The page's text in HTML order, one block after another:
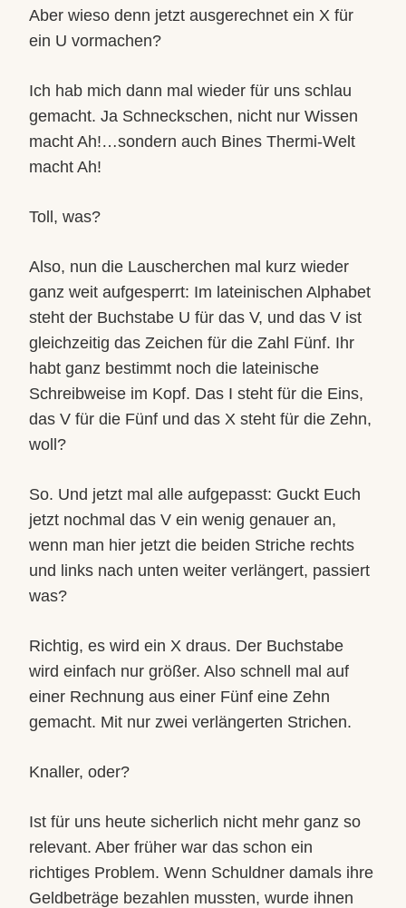
Aber wieso denn jetzt ausgerechnet ein X für
ein U vormachen?
Ich hab mich dann mal wieder für uns schlau
gemacht. Ja Schneckschen, nicht nur Wissen
macht Ah!…sondern auch Bines Thermi-Welt
macht Ah!
Toll, was?
Also, nun die Lauscherchen mal kurz wieder
ganz weit aufgesperrt: Im lateinischen Alphabet
steht der Buchstabe U für das V, und das V ist
gleichzeitig das Zeichen für die Zahl Fünf. Ihr
habt ganz bestimmt noch die lateinische
Schreibweise im Kopf. Das I steht für die Eins,
das V für die Fünf und das X steht für die Zehn,
woll?
So. Und jetzt mal alle aufgepasst: Guckt Euch
jetzt nochmal das V ein wenig genauer an,
wenn man hier jetzt die beiden Striche rechts
und links nach unten weiter verlängert, passiert
was?
Richtig, es wird ein X draus. Der Buchstabe
wird einfach nur größer. Also schnell mal auf
einer Rechnung aus einer Fünf eine Zehn
gemacht. Mit nur zwei verlängerten Strichen.
Knaller, oder?
Ist für uns heute sicherlich nicht mehr ganz so
relevant. Aber früher war das schon ein
richtiges Problem. Wenn Schuldner damals ihre
Geldbeträge bezahlen mussten, wurde ihnen